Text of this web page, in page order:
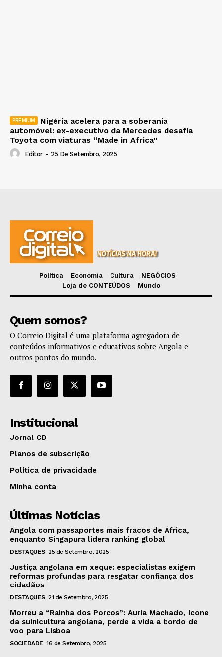
Nigéria acelera para a soberania
automóvel: ex-executivo da Mercedes desafia
Toyota com viaturas “Made in Africa”
Editor - 25 De Setembro, 2025
Política Economia Cultura
NEGÓCIOS
Loja de CONTEÚDOS
Mundo
Quem somos?
O Correio Digital é uma plataforma agregadora de
conteúdos informativos e educativos sobre Angola e
outros pontos do mundo.
Institucional
Jornal CD
Planos de subscrição
Política de privacidade
Minha conta
Últimas Notícias
Angola com passaportes mais fracos de África,
enquanto Singapura lidera ranking global
DESTAQUES 25 de Setembro, 2025
Justiça angolana em xeque: especialistas exigem
reformas profundas para resgatar confiança dos
cidadãos
DESTAQUES 21 de Setembro, 2025
Morreu a “Rainha dos Porcos”: Auria Machado, ícone
da suinicultura angolana, perde a vida a bordo de
voo para Lisboa
SOCIEDADE 16 de Setembro, 2025